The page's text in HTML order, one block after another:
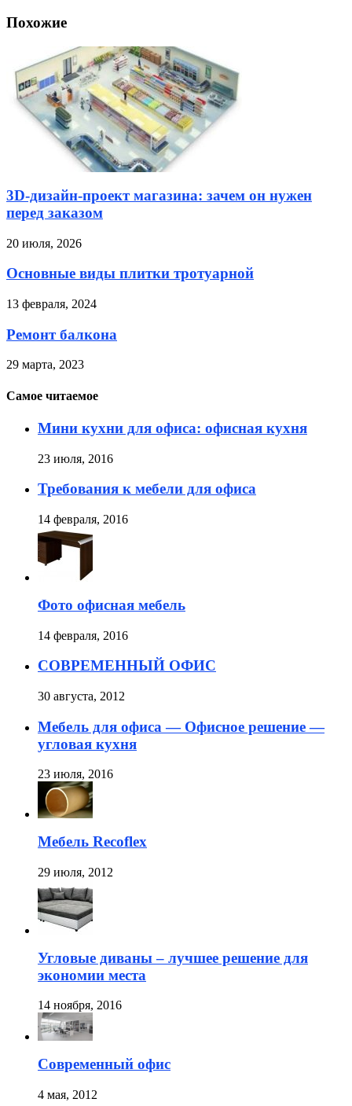
Похожие
3D-дизайн-проект магазина: зачем он нужен
перед заказом
20 июля, 2026
Основные виды плитки тротуарной
13 февраля, 2024
Ремонт балкона
29 марта, 2023
Самое читаемое
Мини кухни для офиса: офисная кухня
23 июля, 2016
Требования к мебели для офиса
14 февраля, 2016
Фото офисная мебель
14 февраля, 2016
СОВРЕМЕННЫЙ ОФИС
30 августа, 2012
Мебель для офиса — Офисное решение —
угловая кухня
23 июля, 2016
Мебель Recoflex
29 июля, 2012
Угловые диваны – лучшее решение для
экономии места
14 ноября, 2016
Современный офис
4 мая, 2012